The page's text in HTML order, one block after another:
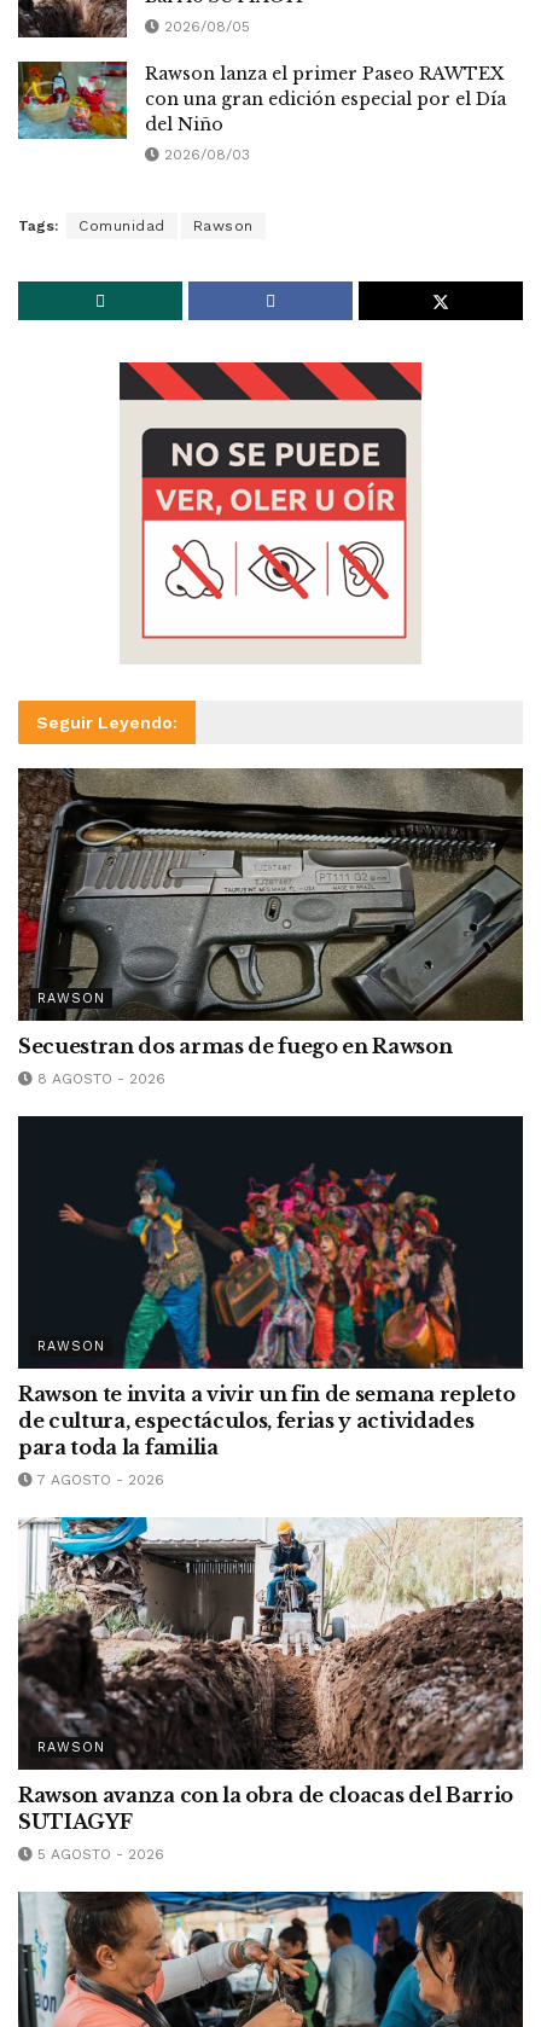
2026/08/05
Rawson lanza el primer Paseo RAWTEX
con una gran edición especial por el Día
del Niño
2026/08/03
Tags: Comunidad Rawson
Seguir Leyendo:
RAWSON
Secuestran dos armas de fuego en Rawson
8 AGOSTO - 2026
RAWSON
Rawson te invita a vivir un fin de semana repleto
de cultura, espectáculos, ferias y actividades
para toda la familia
7 AGOSTO - 2026
RAWSON
Rawson avanza con la obra de cloacas del Barrio
SUTIAGYF
5 AGOSTO - 2026